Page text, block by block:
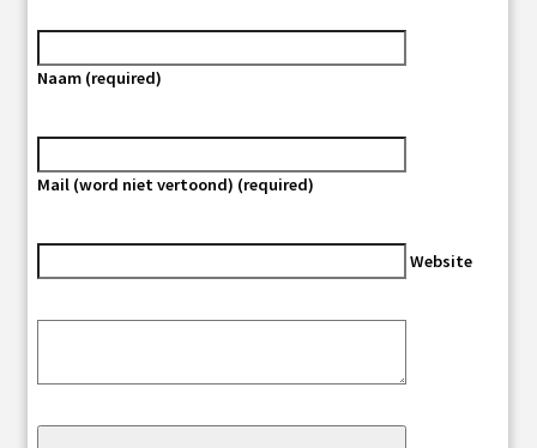
Naam (required)
Mail (word niet vertoond) (required)
Website